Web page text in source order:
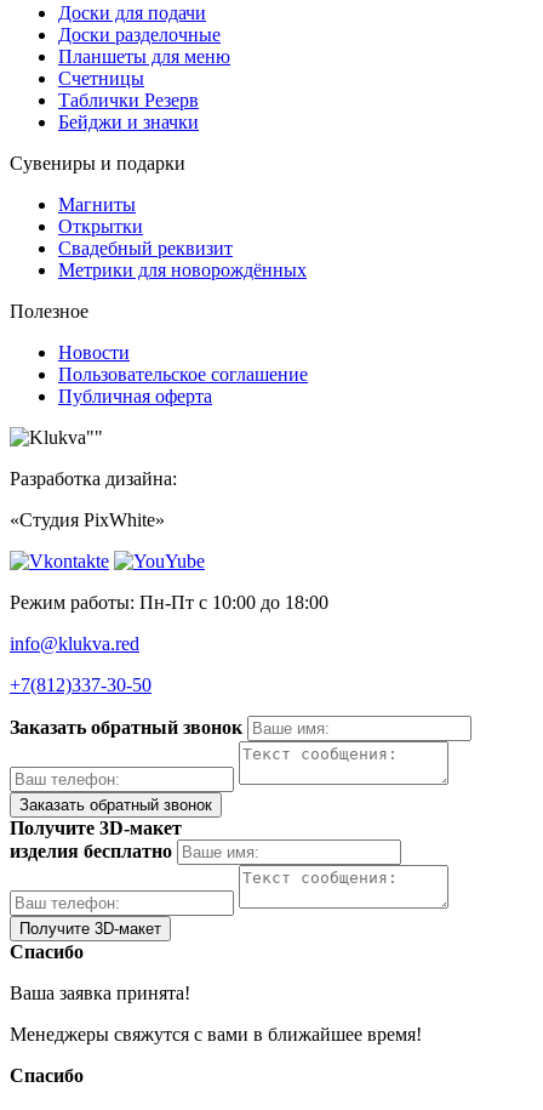
Доски для подачи
Доски разделочные
Планшеты для меню
Счетницы
Таблички Резерв
Бейджи и значки
Сувениры и подарки
Магниты
Открытки
Свадебный реквизит
Метрики для новорождённых
Полезное
Новости
Пользовательское соглашение
Публичная оферта
Разработка дизайна:
«Студия PixWhite»
Режим работы: Пн-Пт с 10:00 до 18:00
info@klukva.red
+7(812)337‑30-50
Заказать обратный звонок
Получите 3D-макет
изделия бесплатно
Спасибо
Ваша заявка принята!
Менеджеры свяжутся с вами в ближайшее время!
Спасибо